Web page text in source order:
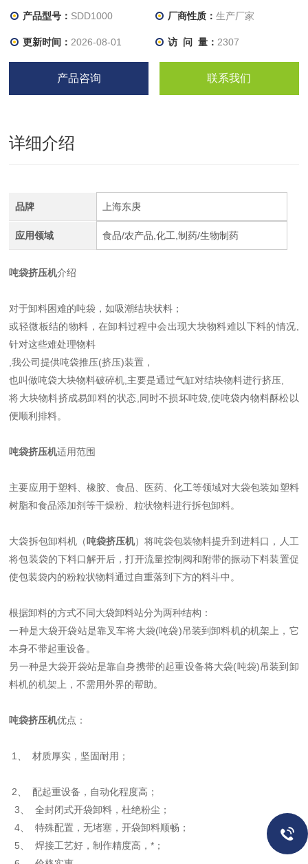
压,
松以便顺利排料.
产品型号： SDD1000 厂商性质： 生产厂家
更新时间： 2026-08-01 访 问 量： 2307
产品咨询 联系我们
详细介绍
品牌 上海东庚
应用领域 食品/农产品,化工,制药/生物制药
吨袋挤压机介绍
对于卸料困难的吨袋，如吸潮结块状料；
或轻微板结的物料，在卸料过程中会出现大块物料难以下料的情况,
针对这些难处理物料
,我公司提供吨袋推压(挤压)装置，
也叫做吨袋大块物料破碎机,主要是通过气缸对结块物料进行挤压,
将大块物料挤成易卸料的状态,同时不损坏吨袋,使吨袋内物料酥松以
便顺利排料。
吨袋挤压机适用范围
主要应用于塑料、橡胶、食品、医药、化工等领域对大袋包装如塑料
树脂和食品添加剂等干燥粉、粒状物料进行拆包卸料。
大袋拆包卸料机（ 吨袋挤压机）将吨袋包装物料提升到进料口，人工
将包装袋的下料口解开后，打开流量控制阀和附带的振动下料装置促
使包装袋内的粉粒状物料通过自重落到下方的料斗中。
根据卸料的方式不同大袋卸料站分为两种结构：
一种是大袋开袋站是靠叉车将大袋(吨袋)吊装到卸料机的机架上，它
本身不带起重设备。
另一种是大袋开袋站是靠自身携带的起重设备将大袋(吨袋)吊装到卸
料机的机架上，不需用外界的帮助。
吨袋挤压机优点：
1、 材质厚实，坚固耐用；
2、 配起重设备，自动化程度高；
3、 全封闭式开袋卸料，杜绝粉尘；
4、 特殊配置，无堵塞，开袋卸料顺畅；
5、 焊接工艺好，制作精度高，*；